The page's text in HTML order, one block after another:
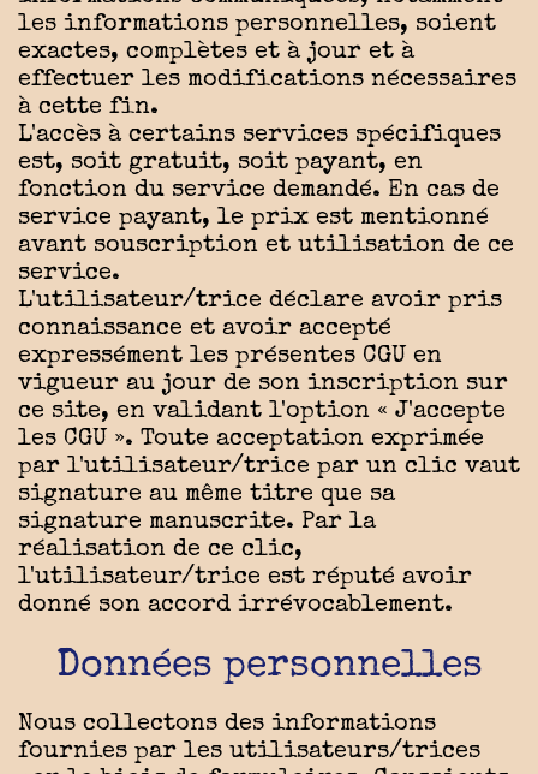
les informations personnelles, soient
exactes, complètes et à jour et à
effectuer les modifications nécessaires
à cette fin.
L'accès à certains services spécifiques
est, soit gratuit, soit payant, en
fonction du service demandé. En cas de
service payant, le prix est mentionné
avant souscription et utilisation de ce
service.
L'utilisateur/trice déclare avoir pris
connaissance et avoir accepté
expressément les présentes CGU en
vigueur au jour de son inscription sur
ce site, en validant l'option « J'accepte
les CGU ». Toute acceptation exprimée
par l'utilisateur/trice par un clic vaut
signature au même titre que sa
signature manuscrite. Par la
réalisation de ce clic,
l'utilisateur/trice est réputé avoir
donné son accord irrévocablement.
Données personnelles
Nous collectons des informations
fournies par les utilisateurs/trices